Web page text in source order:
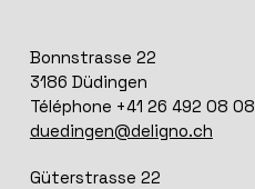
Bonnstrasse 22
3186 Düdingen
Téléphone +41 26 492 08 08
duedingen@deligno.ch
Güterstrasse 22